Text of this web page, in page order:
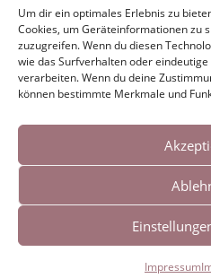
Cookies helfen uns bei der
unserer Inhalte und Dienste.
weitere Nutzung der
der Verwendung von
Okay!
Um dir ein optimales Erlebnis zu
Cookies, um Geräteinformationen zu
zuzugreifen. Wenn du diesen
wie das Surfverhalten oder
verarbeiten. Wenn du deine
können bestimmte Merkmale und
Impressum
This entry was posted in
10. deutsch arabischer
Lyrik-Salon Bonn